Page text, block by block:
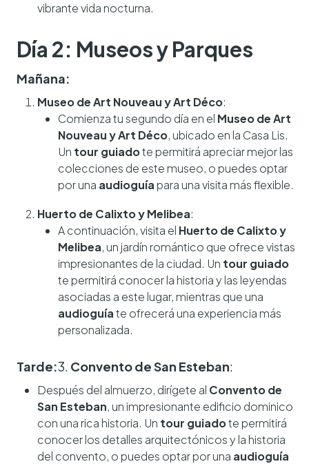
vibrante vida nocturna.
Día 2: Museos y Parques
Mañana:
Museo de Art Nouveau y Art Déco:
Comienza tu segundo día en el Museo de Art
Nouveau y Art Déco, ubicado en la Casa Lis.
Un tour guiadote permitirá apreciar mejor las
colecciones de este museo, o puedes optar
por una audioguía para una visita más flexible.
Huerto de Calixto y Melibea:
A continuación, visita el Huerto de Calixto y
Melibea, un jardín romántico que ofrece vistas
impresionantes de la ciudad. Un tour guiado
te permitirá conocer la historia y las leyendas
asociadas a este lugar, mientras que una
audioguíate ofrecerá una experiencia más
personalizada.
Tarde:3. Convento de San Esteban:
Después del almuerzo, dirígete al Convento de
San Esteban, un impresionante edificio dominico
con una rica historia. Un tour guiadote permitirá
conocer los detalles arquitectónicos y la historia
del convento, o puedes optar por una audioguía